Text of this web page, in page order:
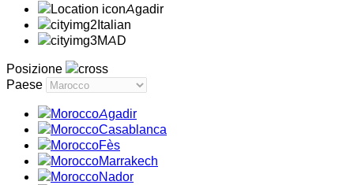
Agadir
Italian
MAD
Posizione
Paese
Agadir
Casablanca
Fès
Marrakech
Nador